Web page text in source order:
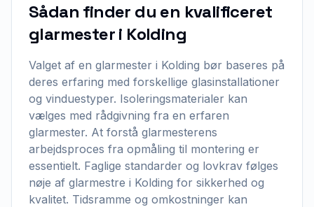
Sådan finder du en kvalificeret
glarmester i Kolding
Valget af en glarmester i Kolding bør baseres på
deres erfaring med forskellige glasinstallationer
og vinduestyper. Isoleringsmaterialer kan
vælges med rådgivning fra en erfaren
glarmester. At forstå glarmesterens
arbejdsproces fra opmåling til montering er
essentielt. Faglige standarder og lovkrav følges
nøje af glarmestre i Kolding for sikkerhed og
kvalitet. Tidsramme og omkostninger kan